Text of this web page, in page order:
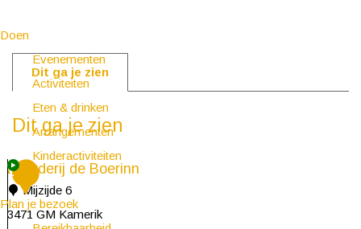
Doen
Evenementen
Activiteiten
Eten & drinken
Arrangementen
Kinderactiviteiten
Plan je bezoek
Dit ga je zien
Dit ga je zien
1
Boerderij de Boerinn
Mijzijde 6
3471 GM Kamerik